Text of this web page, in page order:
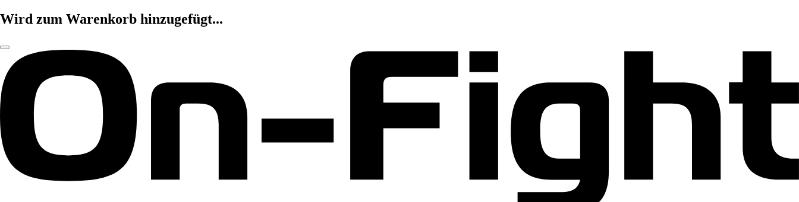
Wird zum Warenkorb hinzugefügt...